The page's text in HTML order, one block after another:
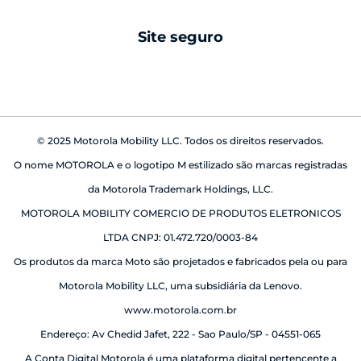
babá eletrônica
Site seguro
© 2025 Motorola Mobility LLC. Todos os direitos reservados.
O nome MOTOROLA e o logotipo M estilizado são marcas registradas
da Motorola Trademark Holdings, LLC.
MOTOROLA MOBILITY COMERCIO DE PRODUTOS ELETRONICOS
LTDA CNPJ: 01.472.720/0003-84
Os produtos da marca Moto são projetados e fabricados pela ou para
Motorola Mobility LLC, uma subsidiária da Lenovo.
www.motorola.com.br
Endereço: Av Chedid Jafet, 222 - Sao Paulo/SP - 04551-065
A Conta Digital Motorola é uma plataforma digital pertencente a